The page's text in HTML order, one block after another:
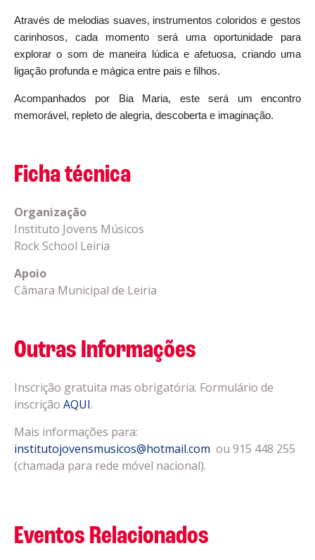
Através de melodias suaves, instrumentos coloridos e gestos
carinhosos, cada momento será uma oportunidade para
explorar o som de maneira lúdica e afetuosa, criando uma
ligação profunda e mágica entre pais e filhos.
Acompanhados por Bia Maria, este será um encontro
memorável, repleto de alegria, descoberta e imaginação.
Ficha técnica
Organização
Instituto Jovens Músicos
Rock School Leiria
Apoio
Câmara Municipal de Leiria
Outras Informações
Inscrição gratuita mas obrigatória. Formulário de
inscrição AQUI.
Mais informações para:
institutojovensmusicos@hotmail.com ou 915 448 255
(chamada para rede móvel nacional).
Eventos Relacionados